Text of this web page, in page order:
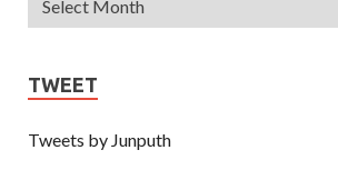
TWEET
Tweets by Junputh